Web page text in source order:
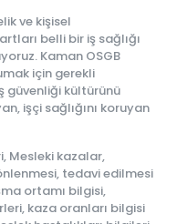
ve kişisel
belli bir iş sağlığı
Kaman OSGB
için gerekli
güvenliği kültürünü
işçi sağlığını koruyan
Mesleki kazalar,
tedavi edilmesi
ortamı bilgisi,
kaza oranları bilgisi